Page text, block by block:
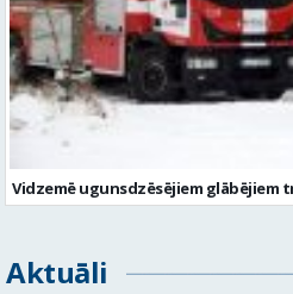
Vidzemē ugunsdzēsējiem glābējiem
Aktuāli